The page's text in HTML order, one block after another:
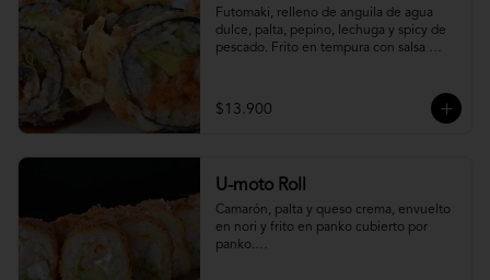
Futomaki, relleno de anguila de agua
dulce, palta, pepino, lechuga y spicy de
pescado. Frito en tempura con salsa
$13.900
U-moto Roll
Camarón, palta y queso crema, envuelto
en nori y frito en panko cubierto por
panko.